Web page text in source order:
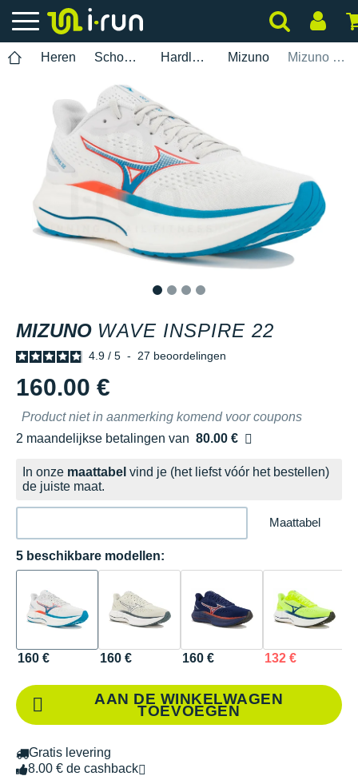
Heren Schoenen Hardlopen Mizuno Mizuno Wave Inspire 22
MIZUNO WAVE INSPIRE 22
4.9 / 5 - 27 beoordelingen
160.00 €
Product niet in aanmerking komend voor coupons
2 maandelijkse betalingen van 80.00 €
zonder kosten
In onze maattabel vind je (het liefst vóór het bestellen)
de juiste maat.
Maattabel
5 beschikbare modellen:
160 € 160 € 160 € 132 €
AAN DE WINKELWAGEN
TOEVOEGEN
Gratis levering
8.00 € de cashback